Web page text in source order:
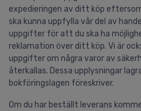
expedieringen av ditt köp
ska kunna uppfylla vår del av
uppgifter för att du ska ha
reklamation över ditt köp. Vi är
uppgifter om några varor av
återkallas. Dessa upplysningar
bokföringslagen föreskriver.
Om du har beställt leverans